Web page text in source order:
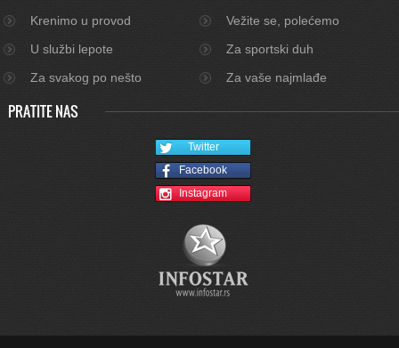
Krenimo u provod
Vežite se, polećemo
U službi lepote
Za sportski duh
Za svakog po nešto
Za vaše najmlađe
PRATITE NAS
Twitter
Facebook
Instagram